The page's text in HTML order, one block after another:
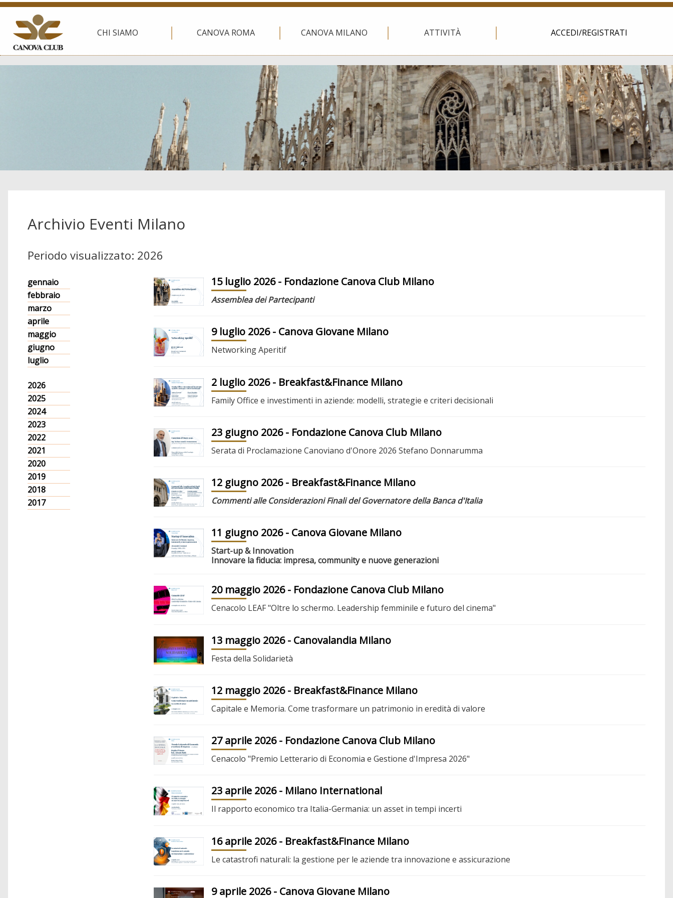
CHI SIAMO CANOVA ROMA CANOVA MILANO ATTIVITÀ ACCEDI/REGISTRATI
Archivio Eventi Milano
Periodo visualizzato: 2026
gennaio
febbraio
marzo
aprile
maggio
giugno
luglio
2026
2025
2024
2023
2022
2021
2020
2019
2018
2017
15 luglio 2026- Fondazione Canova Club Milano
Assemblea dei Partecipanti
9 luglio 2026- Canova Giovane Milano
Networking Aperitif
2 luglio 2026- Breakfast&Finance Milano
Family Office e investimenti in aziende: modelli, strategie e criteri decisionali
23 giugno 2026- Fondazione Canova Club Milano
Serata di Proclamazione Canoviano d'Onore 2026 Stefano Donnarumma
12 giugno 2026- Breakfast&Finance Milano
Commenti alle Considerazioni Finali del Governatore della Banca d'Italia
11 giugno 2026- Canova Giovane Milano
Start-up & Innovation
Innovare la fiducia: impresa, community e nuove generazioni
20 maggio 2026- Fondazione Canova Club Milano
Cenacolo LEAF "Oltre lo schermo. Leadership femminile e futuro del cinema"
13 maggio 2026- Canovalandia Milano
Festa della Solidarietà
12 maggio 2026- Breakfast&Finance Milano
Capitale e Memoria. Come trasformare un patrimonio in eredità di valore
27 aprile 2026- Fondazione Canova Club Milano
Cenacolo "Premio Letterario di Economia e Gestione d'Impresa 2026"
23 aprile 2026- Milano International
Il rapporto economico tra Italia-Germania: un asset in tempi incerti
16 aprile 2026- Breakfast&Finance Milano
Le catastrofi naturali: la gestione per le aziende tra innovazione e assicurazione
9 aprile 2026- Canova Giovane Milano